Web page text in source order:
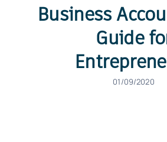
Business
Guide
01/09/2020